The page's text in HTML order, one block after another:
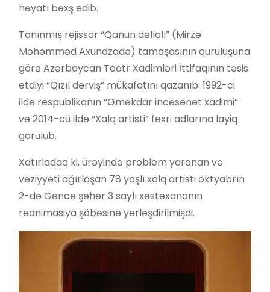
həyatı bəxş edib.
Tanınmış rejissor “Qanun dəllalı” (Mirzə
Məhəmməd Axundzadə) tamaşasının quruluşuna
görə Azərbaycan Teatr Xadimləri İttifaqının təsis
etdiyi “Qızıl dərviş” mükafatını qazanıb. 1992-ci
ildə respublikanın “Əməkdar incəsənət xadimi”
və 2014-cü ildə “Xalq artisti” fəxri adlarına layiq
görülüb.
Xatırladaq ki, ürəyində problem yaranan və
vəziyyəti ağırlaşan 78 yaşlı xalq artisti oktyabrın
2-də Gəncə şəhər 3 saylı xəstəxananın
reanimasiya şöbəsinə yerləşdirilmişdi.